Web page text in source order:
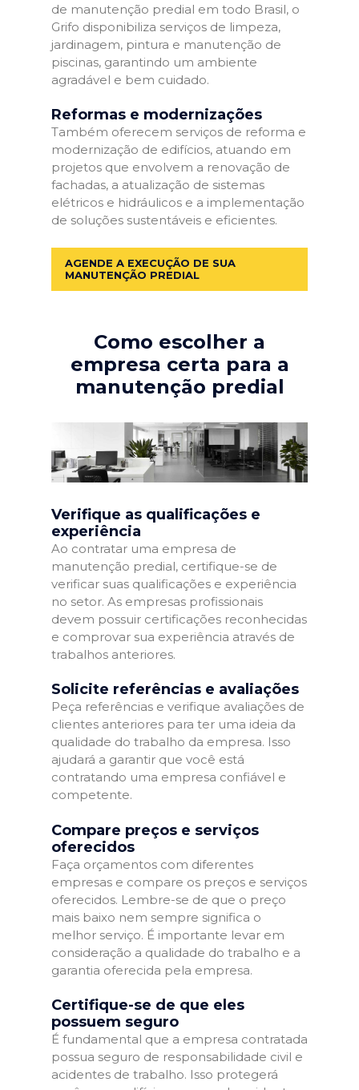
de manutenção predial em todo Brasil, o
Grifo disponibiliza serviços de limpeza,
jardinagem, pintura e manutenção de
piscinas, garantindo um ambiente
agradável e bem cuidado.
Reformas e modernizações
Também oferecem serviços de reforma e
modernização de edifícios, atuando em
projetos que envolvem a renovação de
fachadas, a atualização de sistemas
elétricos e hidráulicos e a implementação
de soluções sustentáveis e eficientes.
AGENDE A EXECUÇÃO DE SUA
MANUTENÇÃO PREDIAL
Como escolher a
empresa certa para a
manutenção predial
Verifique as qualificações e
experiência
Ao contratar uma empresa de
manutenção predial, certifique-se de
verificar suas qualificações e experiência
no setor. As empresas profissionais
devem possuir certificações reconhecidas
e comprovar sua experiência através de
trabalhos anteriores.
Solicite referências e avaliações
Peça referências e verifique avaliações de
clientes anteriores para ter uma ideia da
qualidade do trabalho da empresa. Isso
ajudará a garantir que você está
contratando uma empresa confiável e
competente.
Compare preços e serviços
oferecidos
Faça orçamentos com diferentes
empresas e compare os preços e serviços
oferecidos. Lembre-se de que o preço
mais baixo nem sempre significa o
melhor serviço. É importante levar em
consideração a qualidade do trabalho e a
garantia oferecida pela empresa.
Certifique-se de que eles
possuem seguro
É fundamental que a empresa contratada
possua seguro de responsabilidade civil e
acidentes de trabalho. Isso protegerá